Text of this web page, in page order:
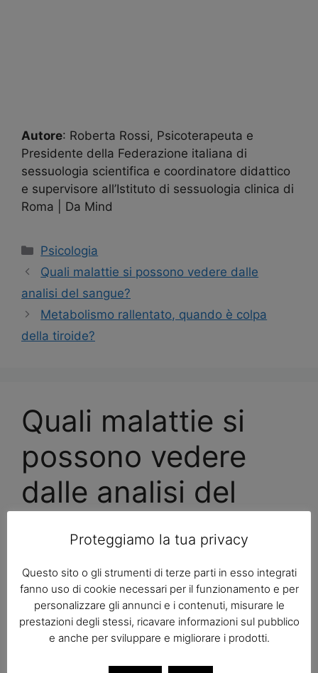
Autore: Roberta Rossi, Psicoterapeuta e
Presidente della Federazione italiana di
sessuologia scientifica e coordinatore didattico
e supervisore all’Istituto di sessuologia clinica di
Roma | Da Mind
Categorie
Psicologia
Navigazione
articolo
Quali malattie si possono vedere dalle
analisi del sangue?
Metabolismo rallentato, quando è colpa
della tiroide?
Quali malattie si
possono vedere
dalle analisi del
sangue?
Proteggiamo la tua privacy
Questo sito o gli strumenti di terze parti in esso integrati
fanno uso di cookie necessari per il funzionamento e per
personalizzare gli annunci e i contenuti, misurare le
prestazioni degli stessi, ricavare informazioni sul pubblico
e anche per sviluppare e migliorare i prodotti.